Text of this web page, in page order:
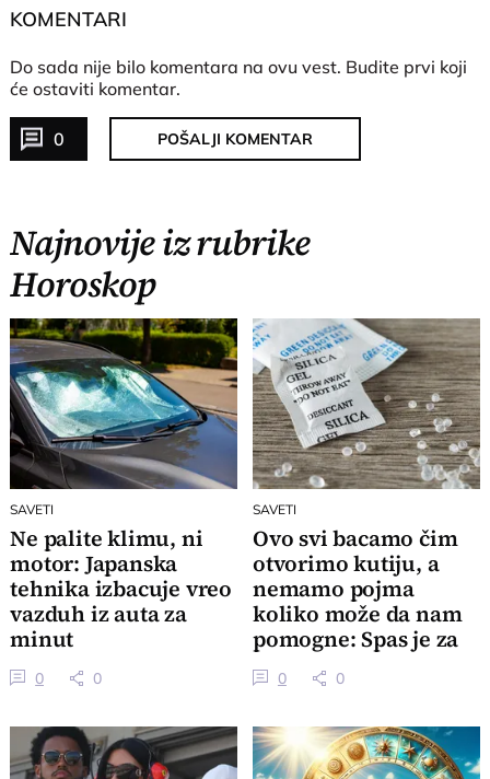
KOMENTARI
Do sada nije bilo komentara na ovu vest. Budite prvi koji
će ostaviti komentar.
0 POŠALJI KOMENTAR
Najnovije iz rubrike
Horoskop
SAVETI
Ne palite klimu, ni
motor: Japanska
tehnika izbacuje vreo
vazduh iz auta za
minut
0 0
SAVETI
Ovo svi bacamo čim
otvorimo kutiju, a
nemamo pojma
koliko može da nam
pomogne: Spas je za
obuću i alat
0 0